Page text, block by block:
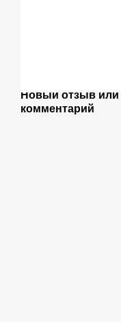
Новый отзыв или
комментарий